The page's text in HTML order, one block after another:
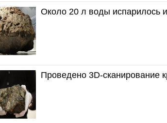
Около 20 л воды испарилось
Проведено 3D-сканирование